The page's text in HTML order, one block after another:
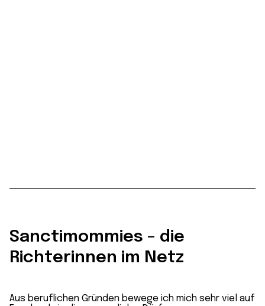
Sanctimommies – die
Richterinnen im Netz
Aus beruflichen Gründen bewege ich mich sehr viel auf